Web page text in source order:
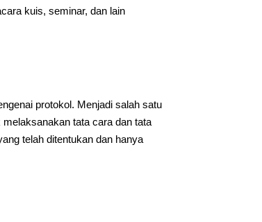
kuis, seminar, dan lain
protokol. Menjadi salah satu
tata cara dan tata
telah ditentukan dan hanya